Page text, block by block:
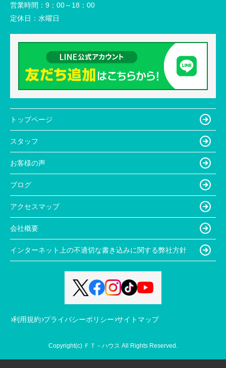
営業時間： 9：00～18：00
定休日： 水曜日
トップページ
スタッフ
お客様の声
ブログ
アクセスマップ
会社概要
インターネット上の不適切な書き込みに関する弊社方針
利用規約 プライバシーポリシー サイトマップ
Copyright(c) ＦＴ－ハウス All Rights Reserved.